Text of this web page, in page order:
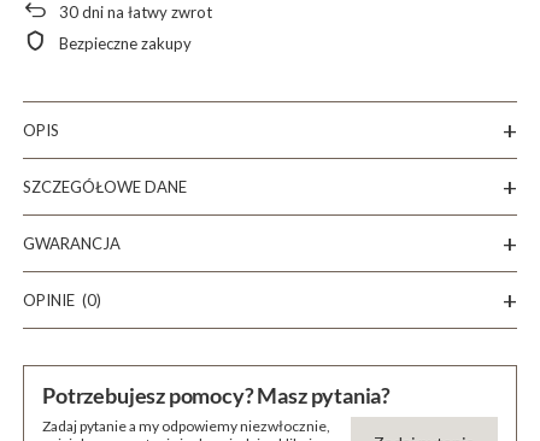
30dni na łatwy zwrot
Bezpieczne zakupy
OPIS
SZCZEGÓŁOWE DANE
GWARANCJA
OPINIE (0)
Potrzebujesz pomocy? Masz pytania?
Zadaj pytanie a my odpowiemy niezwłocznie,